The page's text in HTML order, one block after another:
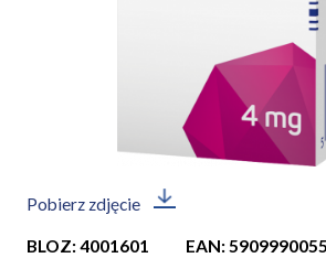
Pobierz zdjęcie
BLOZ: 4001601 EAN: